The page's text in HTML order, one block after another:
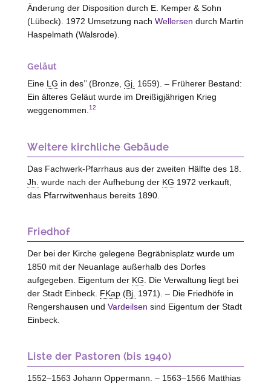
Änderung der Disposition durch E. Kemper & Sohn
(Lübeck). 1972 Umsetzung nach Wellersen durch Martin
Haspelmath (Walsrode).
Geläut
Eine LG in des’’ (Bronze, Gj. 1659). – Früherer Bestand:
Ein älteres Geläut wurde im Dreißigjährigen Krieg
weggenommen. 12
Weitere kirchliche Gebäude
Das Fachwerk-Pfarrhaus aus der zweiten Hälfte des 18.
Jh. wurde nach der Aufhebung der KG 1972 verkauft,
das Pfarrwitwenhaus bereits 1890.
Friedhof
Der bei der Kirche gelegene Begräbnisplatz wurde um
1850 mit der Neuanlage außerhalb des Dorfes
aufgegeben. Eigentum der KG . Die Verwaltung liegt bei
der Stadt Einbeck. FKap(Bj. 1971). – Die Friedhöfe in
Rengershausen und Vardeilsen sind Eigentum der Stadt
Einbeck.
Liste der Pastoren (bis 1940)
1552–1563 Johann Oppermann. – 1563–1566 Matthias